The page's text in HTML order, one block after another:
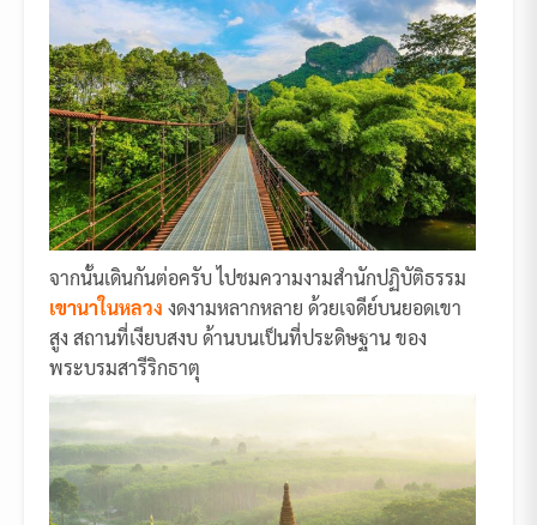
จากนั้นเดินกันต่อครับ ไปชมความงามสำนักปฏิบัติธรรม
เขานาในหลวง งดงามหลากหลาย ด้วยเจดีย์บนยอดเขา
สูง สถานที่เงียบสงบ ด้านบนเป็นที่ประดิษฐาน ของ
พระบรมสารีริกธาตุ